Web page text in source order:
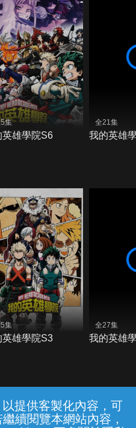
提供客製化內容，可
續閱覽本網站內容，
集
英雄學院S6
全21集
我的英雄
集
英雄學院S3
全27集
我的英雄
服務條款 隱私權保護